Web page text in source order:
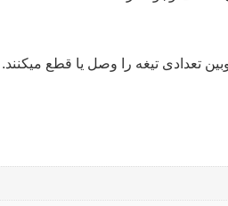
تعدادی تیغه را وصل یا قطع